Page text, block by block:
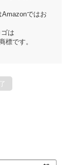
ではお
は
標です。